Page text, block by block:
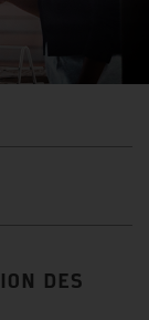
DES